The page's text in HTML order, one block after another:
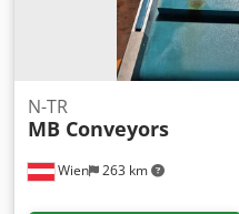
Wien 263 km
N-TR
MB Conveyors